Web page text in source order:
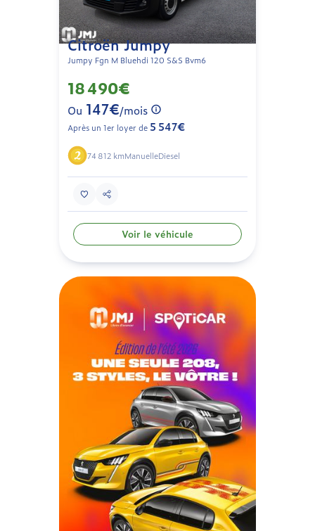
Citroën Jumpy
Jumpy Fgn M Bluehdi 120 S&S Bvm6
18 490€
Ou 147€/mois
Après un 1er loyer de 5 547€
74 812 kmManuelleDiesel
Voir le véhicule